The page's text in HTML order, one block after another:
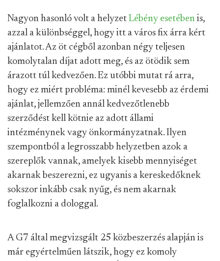
Nagyon hasonló volt a helyzet Lébény esetében is,
azzal a különbséggel, hogy itt a város fix árra kért
ajánlatot. Az öt cégből azonban négy teljesen
komolytalan díjat adott meg, és az ötödik sem
árazott túl kedvezően. Ez utóbbi mutat rá arra,
hogy ez miért probléma: minél kevesebb az érdemi
ajánlat, jellemzően annál kedvezőtlenebb
szerződést kell kötnie az adott állami
intézménynek vagy önkormányzatnak. Ilyen
szempontból a legrosszabb helyzetben azok a
szereplők vannak, amelyek kisebb mennyiséget
akarnak beszerezni, ez ugyanis a kereskedőknek
sokszor inkább csak nyűg, és nem akarnak
foglalkozni a dologgal.
A G7 által megvizsgált 25 közbeszerzés alapján is
már egyértelműen látszik, hogy ez komoly